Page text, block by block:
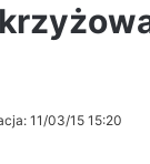
11/03/15 15:20